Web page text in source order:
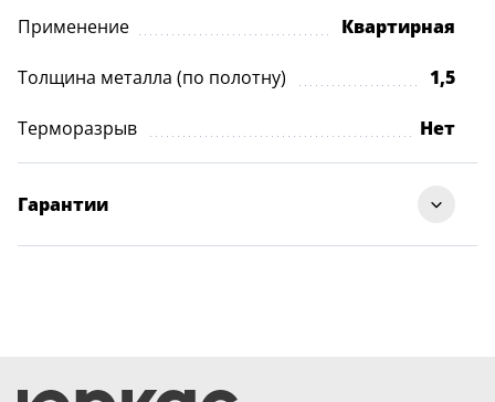
Применение Квартирная
Толщина металла (по полотну) 1,5
Терморазрыв Нет
Гарантии